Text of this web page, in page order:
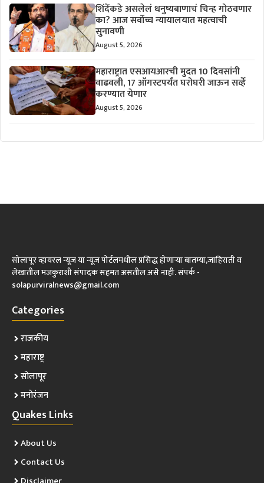
शिंदेंकडे असलेलं धनुष्यबाणाचं चिन्ह गोठवणार
का? आज सर्वोच्च न्यायालयात महत्वाची
सुनावणी
August 5, 2026
महाराष्ट्रात एसआयआरची मुदत 10 दिवसांनी
वाढवली, 17 ऑगस्टपर्यंत घरोघरी जाऊन सर्व्हे
करण्यात येणार
August 5, 2026
सोलापूर व्हायरल न्यूज या न्यूज पोर्टलमधील प्रसिद्ध होणाऱ्या बातम्या,जाहिराती व
लेखातील मजकुराशी संपादक सहमत असतील असे नाही. संपर्क -
solapurviralnews@gmail.com
Categories
राजकीय
महाराष्ट्र
सोलापूर
मनोरंजन
Quakes Links
About Us
Contact Us